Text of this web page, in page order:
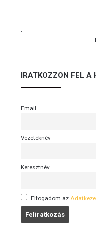
.
IRATKOZZON FEL A
Email
Vezetéknév
Keresztnév
Elfogadom az